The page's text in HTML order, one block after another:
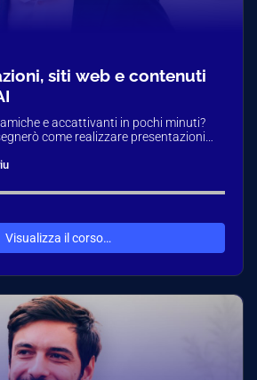
siti web e contenuti
e accattivanti in pochi minuti?
come realizzare presentazioni
partendo…
Visualizza il corso…